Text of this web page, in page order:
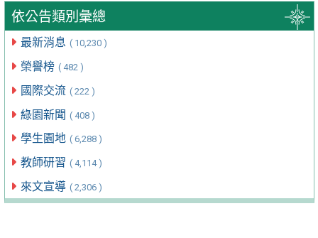
依公告類別彙總
最新消息 ( 10,230 )
榮譽榜 ( 482 )
國際交流 ( 222 )
綠園新聞 ( 408 )
學生園地 ( 6,288 )
教師研習 ( 4,114 )
來文宣導 ( 2,306 )